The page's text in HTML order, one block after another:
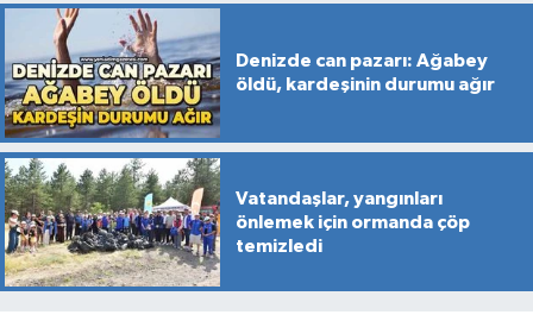
Denizde can pazarı: Ağabey
öldü, kardeşinin durumu ağır
Vatandaşlar, yangınları
önlemek için ormanda çöp
temizledi